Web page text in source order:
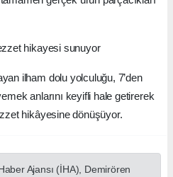
hikayesi sunuyor
ilham dolu yolculuğu, 7’den
anlarını keyifli hale getirerek
hikâyesine dönüşüyor.
Ajansı (İHA), Demirören